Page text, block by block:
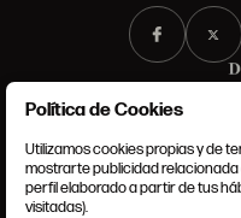
Política de Cookies
Utilizamos cookies propias y de
mostrarte publicidad
perfil elaborado a partir de tus
visitadas).